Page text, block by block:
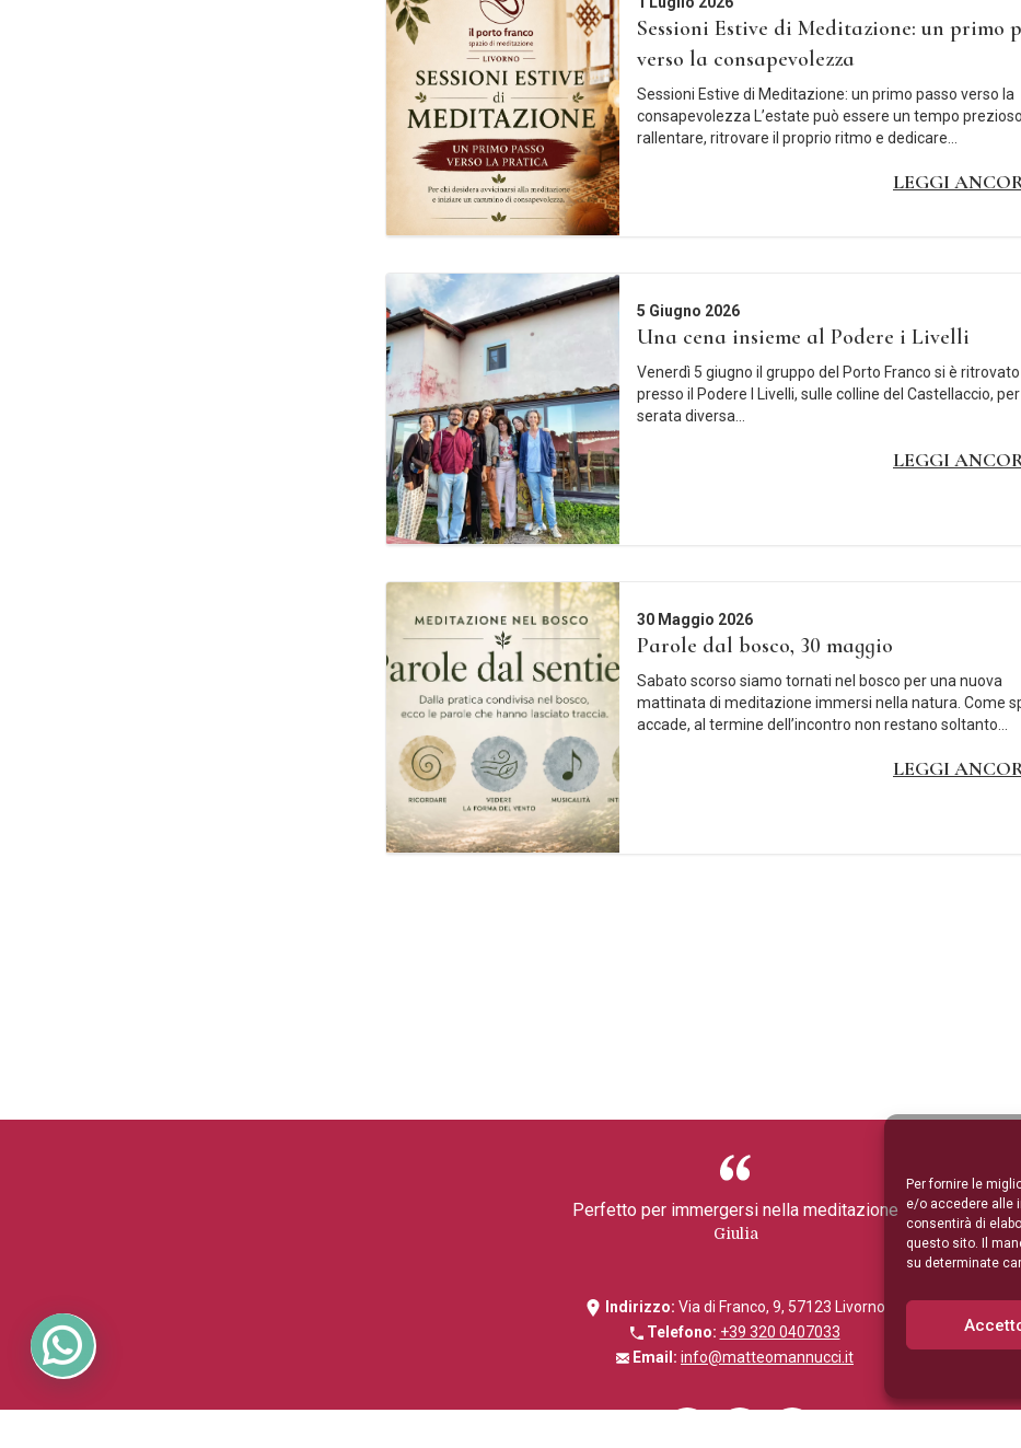
Per fornire le
e/o accedere alle
consentirà di
questo sito. Il
su determinate
Sessioni Estive di Meditazione: un primo
verso la consapevolezza
Sessioni Estive di Meditazione: un primo passo verso la
consapevolezza L’estate può essere un tempo
rallentare, ritrovare il proprio ritmo e dedicare...
LEGGI
5 Giugno 2026
Una cena insieme al Podere i Livelli
Venerdì 5 giugno il gruppo del Porto Franco si è ritrovato
presso il Podere I Livelli, sulle colline del Castellaccio,
serata diversa...
LEGGI
30 Maggio 2026
Parole dal bosco, 30 maggio
Sabato scorso siamo tornati nel bosco per una nuova
mattinata di meditazione immersi nella natura. Come
accade, al termine dell’incontro non restano soltanto...
LEGGI
Perfetto per immergersi nella meditazione
Giulia
Indirizzo: Via di Franco, 9, 57123 Livorno
Telefono: +39 320 0407033
Email: info@matteomannucci.it